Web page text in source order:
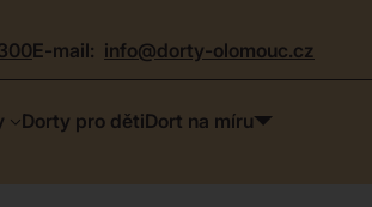
e-mail: info@dorty-olomouc.cz
Dorty pro dětiDort na míru